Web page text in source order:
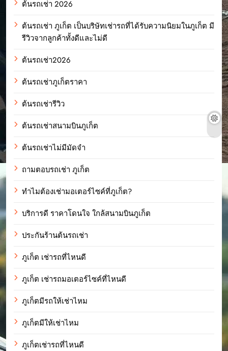
ต้นรถเช่า 2026
ต้นรถเช่า ภูเก็ต เป็นบริษัทเช่ารถที่ได้รับความนิยมในภูเก็ต มี
รีวิวจากลูกค้าทั้งดีและไม่ดี
ต้นรถเช่า2026
ต้นรถเช่าภูเก็ตราคา
ต้นรถเช่ารีวิว
ต้นรถเช่าสนามบินภูเก็ต
ต้นรถเช่าไม่มีมัดจำ
ถามตอบรถเช่า ภูเก็ต
ทำไมต้องเช่ามอเตอร์ไซค์ที่ภูเก็ต?
บริการดี ราคาโดนใจ ใกล้สนามบินภูเก็ต
ประกันร้านต้นรถเช่า
ภูเก็ต เช่ารถที่ไหนดี
ภูเก็ต เช่ารถมอเตอร์ไซค์ที่ไหนดี
ภูเก็ตมีรถให้เช่าไหม
ภูเก็ตมีให้เช่าไหม
ภูเก็ตเช่ารถที่ไหนดี